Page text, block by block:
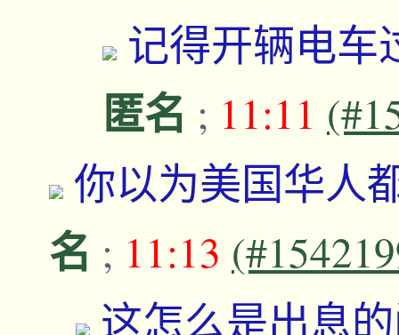
记得开辆电
匿名 ; 11:11
你以为美国华人
名 ; 11:13
这怎么是出息